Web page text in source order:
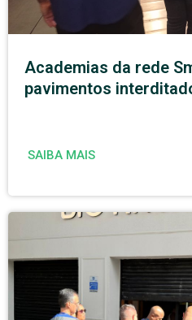
Academias da rede
pavimentos
SAIBA MAIS